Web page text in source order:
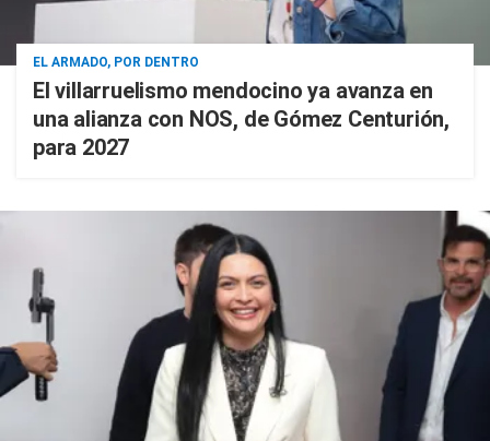
EL ARMADO, POR DENTRO
El villarruelismo mendocino ya avanza en
una alianza con NOS, de Gómez Centurión,
para 2027